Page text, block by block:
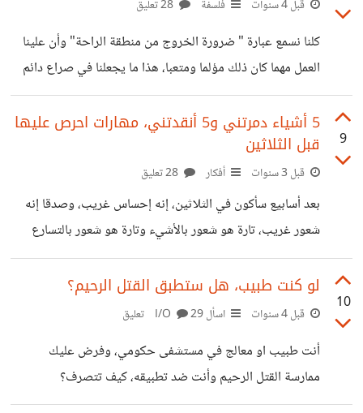
لصداقة؟ شاركونا تجاربكم.
قبل 4 سنوات فلسفة
كلنا نسمع عبارة " ضرورة الخروج من منطقة الراحة" وأن علينا
العمل مهما كان ذلك مؤلما ومتعبا، هذا ما يجعلنا في صراع دائم
مع أنفسنا العميقة، فنحن لا نريد الألم ولا المعاناة، وأكثر ما نطمح
له هو أن نكون حاضرين في العالم بوجودنا المتميز وسعادتنا
الخاصة بعيدا عن التقلبات والآلام التي تسببها لنا الحياة، لذلك
نبقى نتخبط بين ما يجب أن نفعله وما نفعله فعليا، لسبب بسيط
جدا، وهو أن حلمنا في تحقيق السعادة التي نشرئب إليها مُعلق
على الأفعال
9
5 أشياء دمرتني و5 أنقدتني، مهارات احرص عليها
قبل الثلاثين
قبل 3 سنوات أفكار
بعد أسابيع سأكون في الثلاثين، إنه إحساس غريب، وصدقا إنه
شعور غريب، تارة هو شعور بالأشيء وتارة هو شعور بالتسارع
والخيبة على أحلام لم أحققها بعد قبل هذا الوقت... العمر ليس
مجرد رقم كما يحب أن يخدعنا البعض ونخدع أنفسنا، أنه كل
شيء، شئنا ذلك أم أبينا، فالعمر له تأثير كبير ومفصلي في حياتنا،
أن تراجع علاقتنا بأعمارنا بشكل دائم، حتى لا تمر حياتنا هباءً
دون أن نشعر، ثم
10
لو كنت طبيب، هل ستطبق القتل الرحيم؟
قبل 4 سنوات اسأل I/O29 تعليق
أنت طبيب او معالج في مستشفى حكومي، وفرض عليك
ممارسة القتل الرحيم وأنت ضد تطبيقه، كيف تتصرف؟